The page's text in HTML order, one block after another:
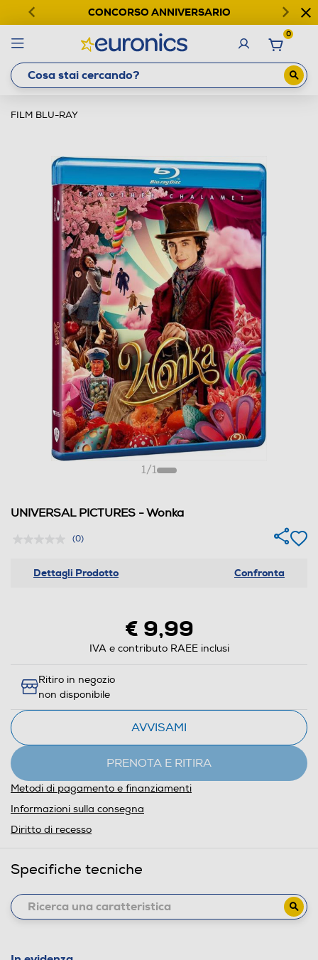
CONCORSO ANNIVERSARIO
0
FILM BLU-RAY
1/1
UNIVERSAL PICTURES - Wonka
(0)
Dettagli Prodotto Confronta
€ 9,99
IVA e contributo RAEE inclusi
Ritiro in negozio
non disponibile
AVVISAMI
PRENOTA E RITIRA
Metodi di pagamento e finanziamenti
Informazioni sulla consegna
Diritto di recesso
Specifiche tecniche